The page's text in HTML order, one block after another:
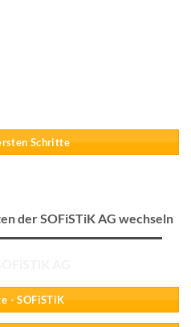
Schritte
der SOFiSTiK AG wechseln
- SOFiSTiK